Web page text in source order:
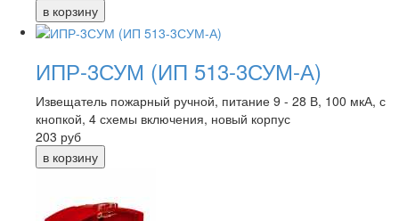
ИПР-3СУМ (ИП 513-3СУМ-А)
Извещатель пожарный ручной, питание 9 - 28 В, 100 мкА, с
кнопкой, 4 схемы включения, новый корпус
203 руб